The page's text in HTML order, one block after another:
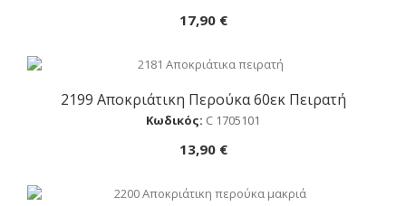
17,90 €
Αγορά
2199 Αποκριάτικη Περούκα 60εκ Πειρατή
Κωδικός: C 1705101
13,90 €